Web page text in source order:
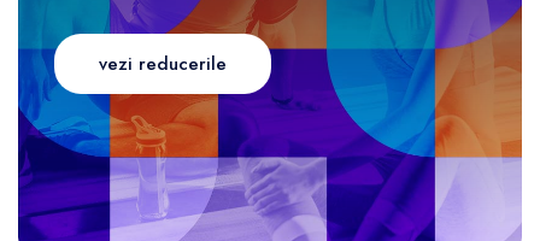
vezi reducerile